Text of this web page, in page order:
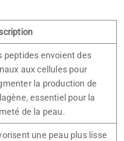
peptides envoient des
aux cellules pour
la production de
essentiel pour la
de la peau.
une peau plus lisse